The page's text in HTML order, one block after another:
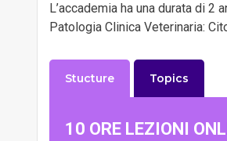
L’accademia ha una durata di
Patologia Clinica Veterinaria:
Stucture Topics
10 ORE LEZIONI